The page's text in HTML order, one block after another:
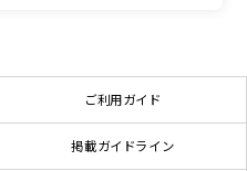
ご利用ガイド
掲載ガイドライン